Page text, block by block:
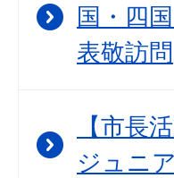
国・四
表敬訪問
【市長
ジュニ